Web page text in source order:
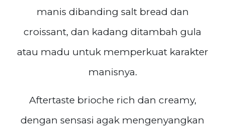
manis dibanding salt bread dan
croissant, dan kadang ditambah gula
atau madu untuk memperkuat karakter
manisnya.
Aftertaste brioche rich dan creamy,
dengan sensasi agak mengenyangkan